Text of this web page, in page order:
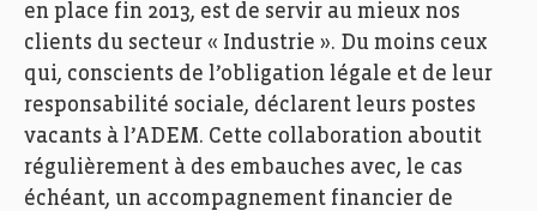
en place fin 2013, est de servir au mieux nos
clients du secteur « Industrie ». Du moins ceux
qui, conscients de l’obligation légale et de leur
responsabilité sociale, déclarent leurs postes
vacants à l’ADEM. Cette collaboration aboutit
régulièrement à des embauches avec, le cas
échéant, un accompagnement financier de